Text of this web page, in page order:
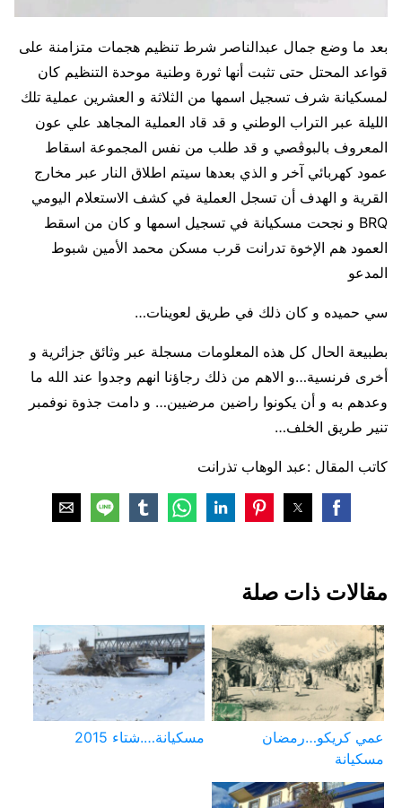
بعد ما وضع جمال عبدالناصر شرط تنظيم هجمات متزامنة على
قواعد المحتل حتى تثبت أنها ثورة وطنية موحدة التنظيم كان
لمسكيانة شرف تسجيل اسمها من الثلاثة و العشرين عملية تلك
الليلة عبر التراب الوطني و قد قاد العملية المجاهد علي عون
المعروف بالبوڨصي و قد طلب من نفس المجموعة اسقاط
عمود كهربائي آخر و الذي بعدها سيتم اطلاق النار عبر مخارج
القرية و الهدف أن تسجل العملية في كشف الاستعلام اليومي
BRQ و نجحت مسكيانة في تسجيل اسمها و كان من اسقط
العمود هم الإخوة تدرانت قرب مسكن محمد الأمين شبوط
المدعو
سي حميده و كان ذلك في طريق لعوينات…
بطبيعة الحال كل هذه المعلومات مسجلة عبر وثائق جزائرية و
أخرى فرنسية…و الاهم من ذلك رجاؤنا انهم وجدوا عند الله ما
وعدهم به و أن يكونوا راضين مرضيين… و دامت جذوة نوفمبر
تنير طريق الخلف…
كاتب المقال :عبد الوهاب تذرانت
مقالات ذات صلة
عمي كريكو…رمضان
مسكيانة
مسكيانة….شتاء 2015